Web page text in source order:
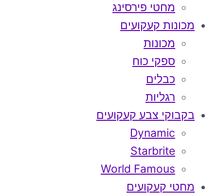
מחטי פירסינג
מכונות קעקועים
מכונות
ספקי כוח
כבלים
רגליות
בקבוקי צבע קעקועים
Dynamic
Starbrite
World Famous
מחטי קעקועים